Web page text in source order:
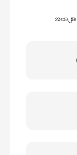
အမေးမ